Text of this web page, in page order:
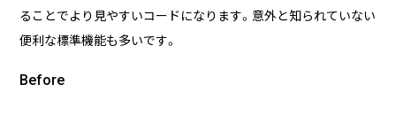
ることでより見やすいコードになります。意外と知られていない
便利な標準機能も多いです。
Before